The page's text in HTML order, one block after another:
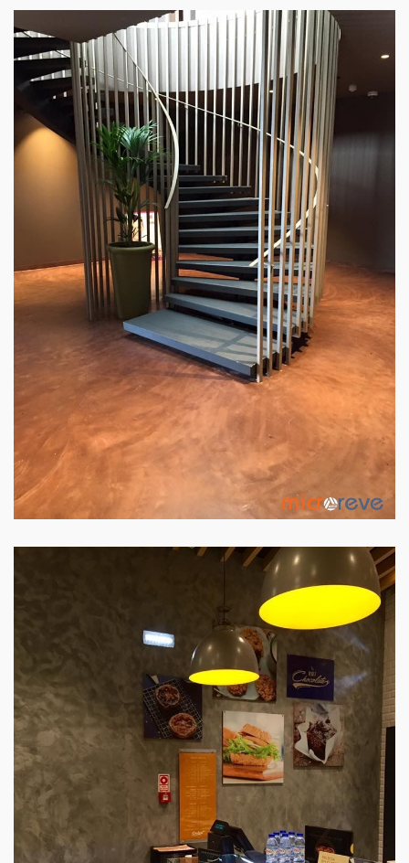
CHÃO E ESCADAS
PAREDE LOJA